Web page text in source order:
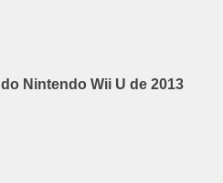
Nintendo Wii U de 2013